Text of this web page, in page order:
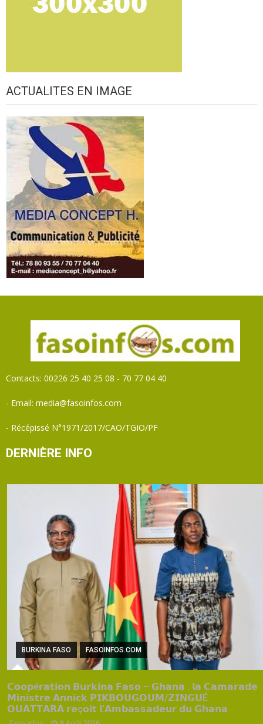
ACTUALITES EN IMAGE
Contacts: 00226 25 40 25 08 - 70 77 04 40
- Email: media@fasoinfos.com
- Récépissé N°1971/2017/CAO/TGIO/PF
DERNIÈRE INFO
BURKINA FASO FASOINFOS.COM
𝗖𝗼𝗼𝗽é𝗿𝗮𝘁𝗶𝗼𝗻 𝗕𝘂𝗿𝗸𝗶𝗻𝗮 𝗙𝗮𝘀𝗼 – 𝗚𝗵𝗮𝗻𝗮 : 𝗹𝗮 𝗖𝗮𝗺𝗮𝗿𝗮𝗱𝗲
𝗠𝗶𝗻𝗶𝘀𝘁𝗿𝗲 𝗔𝗻𝗻𝗶𝗰𝗸 𝗣𝗜𝗞𝗕𝗢𝗨𝗚𝗢𝗨𝗠/𝗭𝗜𝗡𝗚𝗨É
𝗢𝗨𝗔𝗧𝗧𝗔𝗥𝗔 𝗿𝗲ç𝗼𝗶𝘁 𝗹’𝗔𝗺𝗯𝗮𝘀𝘀𝗮𝗱𝗲𝘂𝗿 𝗱𝘂 𝗚𝗵𝗮𝗻𝗮